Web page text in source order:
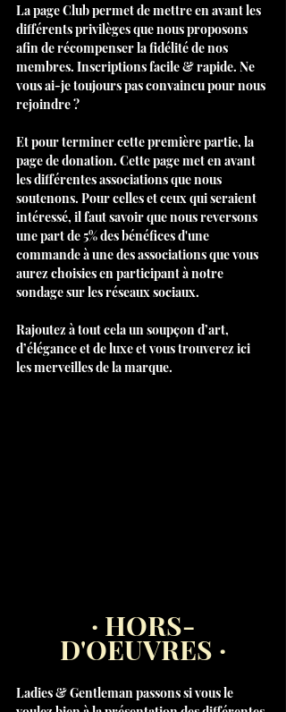
La page Club permet de mettre en avant les
différents privilèges que nous proposons
afin de récompenser la fidélité de nos
membres. Inscriptions facile & rapide. Ne
vous ai-je toujours pas convaincu pour nous
rejoindre ?
Et pour terminer cette première partie, la
page de donation. Cette page met en avant
les différentes associations que nous
soutenons. Pour celles et ceux qui seraient
intéressé, il faut savoir que nous reversons
une part de 5% des bénéfices d'une
commande à une des associations que vous
aurez choisies en participant à notre
sondage sur les réseaux sociaux.
Rajoutez à tout cela un soupçon d’art,
d’élégance et de luxe et vous trouverez ici
les merveilles de la marque.
· HORS-
D'OEUVRES ·
Ladies & Gentleman passons si vous le